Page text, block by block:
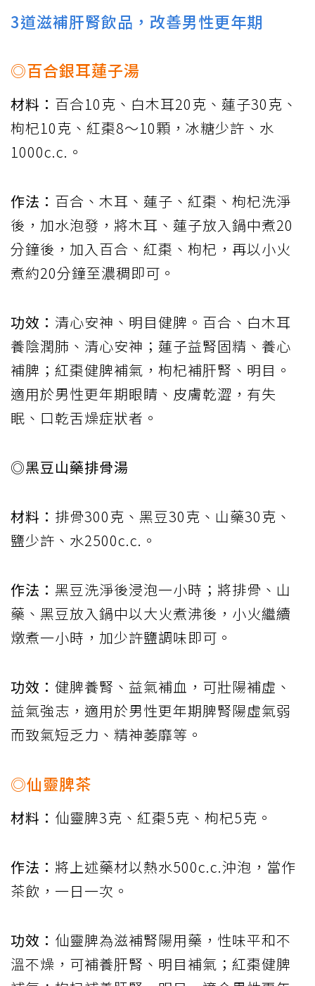
3道滋補肝腎飲品，改善男性更年期
◎百合銀耳蓮子湯
材料： 百合10克、白木耳20克、蓮子30克、
枸杞10克、紅棗8～10顆，冰糖少許、水
1000c.c.。
作法： 百合、木耳、蓮子、紅棗、枸杞洗淨
後，加水泡發，將木耳、蓮子放入鍋中煮20
分鐘後，加入百合、紅棗、枸杞，再以小火
煮約20分鐘至濃稠即可。
功效： 清心安神、明目健脾。百合、白木耳
養陰潤肺、清心安神；蓮子益腎固精、養心
補脾；紅棗健脾補氣，枸杞補肝腎、明目。
適用於男性更年期眼睛、皮膚乾澀，有失
眠、口乾舌燥症狀者。
◎黑豆山藥排骨湯
材料： 排骨300克、黑豆30克、山藥30克、
鹽少許、水2500c.c.。
作法： 黑豆洗淨後浸泡一小時；將排骨、山
藥、黑豆放入鍋中以大火煮沸後，小火繼續
燉煮一小時，加少許鹽調味即可。
功效： 健脾養腎、益氣補血，可壯陽補虛、
益氣強志，適用於男性更年期脾腎陽虛氣弱
而致氣短乏力、精神萎靡等。
◎仙靈脾茶
材料： 仙靈脾3克、紅棗5克、枸杞5克。
作法： 將上述藥材以熱水500c.c.沖泡，當作
茶飲，一日一次。
功效： 仙靈脾為滋補腎陽用藥，性味平和不
溫不燥，可補養肝腎、明目補氣；紅棗健脾